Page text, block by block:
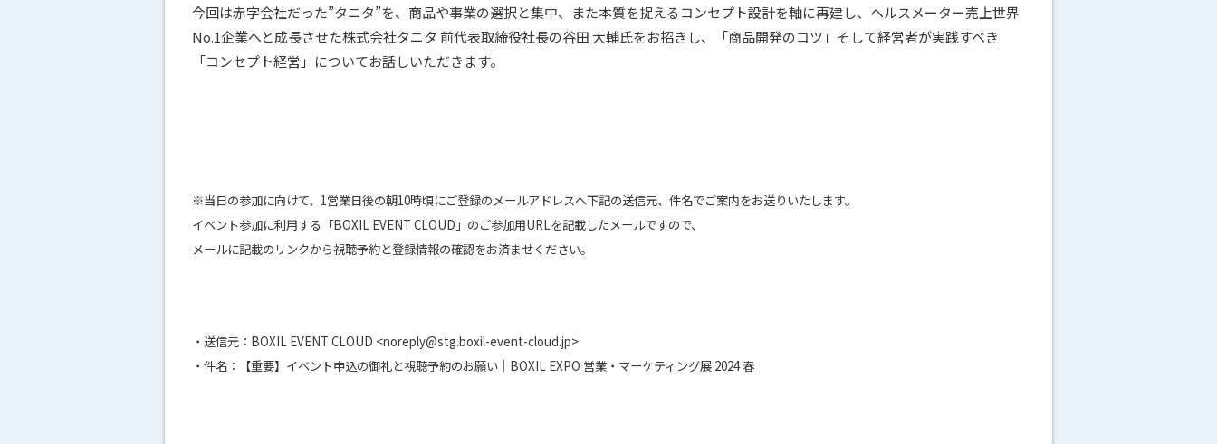
今回は赤字会社だった”タニタ”を、商品や事業の選択と集中、また本質を捉えるコンセプト設計を軸に再建し、ヘルスメーター売上世界
No.1企業へと成長させた株式会社タニタ 前代表取締役社長の谷田 大輔氏をお招きし、「商品開発のコツ」そして経営者が実践すべき
「コンセプト経営」についてお話しいただきます。
※当日の参加に向けて、1営業日後の朝10時頃にご登録のメールアドレスへ下記の送信元、件名でご案内をお送りいたします。
イベント参加に利用する「BOXIL EVENT CLOUD」のご参加用URLを記載したメールですので、
メールに記載のリンクから視聴予約と登録情報の確認をお済ませください。
・送信元：BOXIL EVENT CLOUD <noreply@stg.boxil-event-cloud.jp>
・件名：【重要】イベント申込の御礼と視聴予約のお願い｜BOXIL EXPO 営業・マーケティング展 2024 春